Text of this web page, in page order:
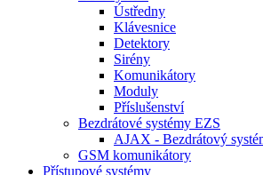
Ústředny
Klávesnice
Detektory
Sirény
Komunikátory
Moduly
Příslušenství
Bezdrátové systémy EZS
AJAX - Bezdrátový
GSM komunikátory
Přístupové systémy